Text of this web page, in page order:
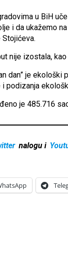
u BiH
i da ukažemo
Stojićeva.
nije izostala,
dan” je ekološki
podizanja
je 485.716
nalogu i